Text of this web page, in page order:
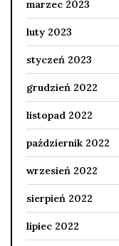
marzec 2023
luty 2023
styczeń 2023
grudzień 2022
listopad 2022
październik 2022
wrzesień 2022
sierpień 2022
lipiec 2022